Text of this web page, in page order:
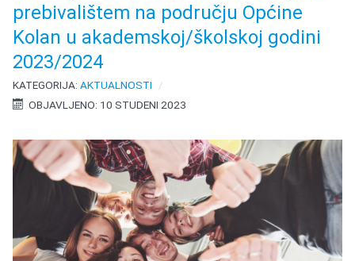
prebivalištem na području Općine
Kolan u akademskoj/školskoj godini
2023/2024
KATEGORIJA:AKTUALNOSTI
OBJAVLJENO: 10 STUDENI 2023